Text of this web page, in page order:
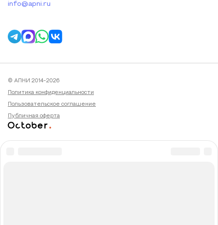
info@apni.ru
© АПНИ 2014-2026
Политика конфиденциальности
Пользовательское соглашение
Публичная оферта